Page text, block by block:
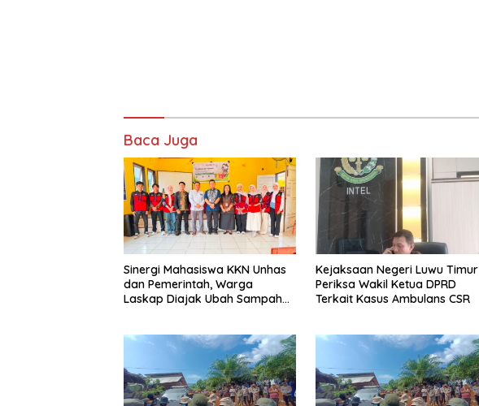
Baca Juga
Sinergi Mahasiswa KKN Unhas
dan Pemerintah, Warga
Laskap Diajak Ubah Sampah
Kejaksaan Negeri Luwu Timur
Periksa Wakil Ketua DPRD
Terkait Kasus Ambulans CSR